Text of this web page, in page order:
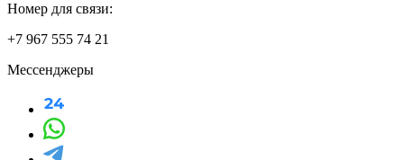
Номер для связи:
+7 967 555 74 21
Мессенджеры